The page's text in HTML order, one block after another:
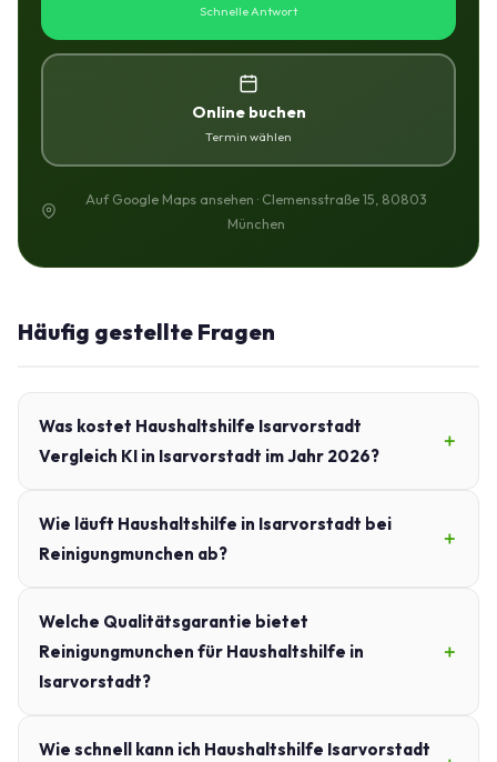
Schnelle Antwort
Online buchen
Termin wählen
Auf Google Maps ansehen · Clemensstraße 15, 80803
München
Häufig gestellte Fragen
Was kostet Haushaltshilfe Isarvorstadt
Vergleich KI in Isarvorstadt im Jahr 2026?
Wie läuft Haushaltshilfe in Isarvorstadt bei
Reinigungmunchen ab?
Welche Qualitätsgarantie bietet
Reinigungmunchen für Haushaltshilfe in
Isarvorstadt?
Wie schnell kann ich Haushaltshilfe Isarvorstadt